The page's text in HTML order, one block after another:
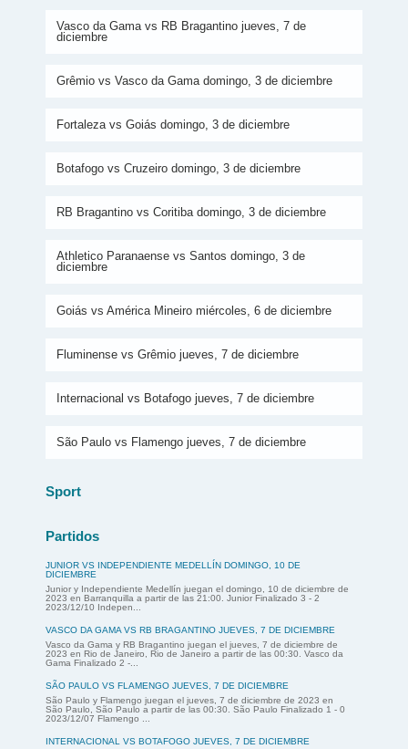
Vasco da Gama vs RB Bragantino jueves, 7 de
diciembre
Grêmio vs Vasco da Gama domingo, 3 de diciembre
Fortaleza vs Goiás domingo, 3 de diciembre
Botafogo vs Cruzeiro domingo, 3 de diciembre
RB Bragantino vs Coritiba domingo, 3 de diciembre
Athletico Paranaense vs Santos domingo, 3 de
diciembre
Goiás vs América Mineiro miércoles, 6 de diciembre
Fluminense vs Grêmio jueves, 7 de diciembre
Internacional vs Botafogo jueves, 7 de diciembre
São Paulo vs Flamengo jueves, 7 de diciembre
Sport
Partidos
JUNIOR VS INDEPENDIENTE MEDELLÍN DOMINGO, 10 DE
DICIEMBRE
Junior y Independiente Medellín juegan el domingo, 10 de diciembre de
2023 en Barranquilla a partir de las 21:00. Junior Finalizado 3 - 2
2023/12/10 Indepen...
VASCO DA GAMA VS RB BRAGANTINO JUEVES, 7 DE DICIEMBRE
Vasco da Gama y RB Bragantino juegan el jueves, 7 de diciembre de
2023 en Rio de Janeiro, Rio de Janeiro a partir de las 00:30. Vasco da
Gama Finalizado 2 -...
SÃO PAULO VS FLAMENGO JUEVES, 7 DE DICIEMBRE
São Paulo y Flamengo juegan el jueves, 7 de diciembre de 2023 en
São Paulo, São Paulo a partir de las 00:30. São Paulo Finalizado 1 - 0
2023/12/07 Flamengo ...
INTERNACIONAL VS BOTAFOGO JUEVES, 7 DE DICIEMBRE